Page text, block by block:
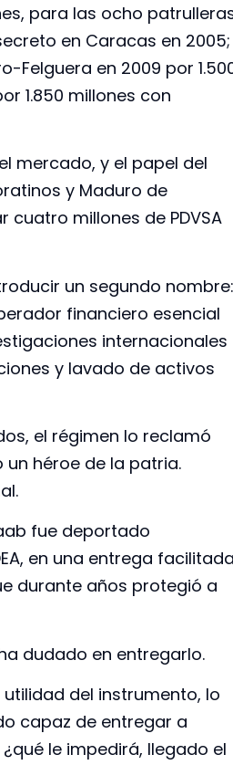
para las ocho
en Caracas en 2005;
en 2009 por
1.850 millones con
mercado, y el papel del
y Maduro de
millones de PDVSA
un segundo nombre:
financiero esencial
internacionales
y lavado de activos
el régimen lo reclamó
héroe de la patria.
fue deportado
en una entrega facilitada
durante años protegió a
dudado en entregarlo.
del instrumento, lo
capaz de entregar a
le impedirá, llegado el